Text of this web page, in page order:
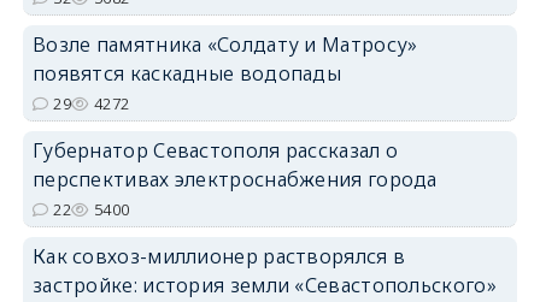
Возле памятника «Солдату и Матросу»
появятся каскадные водопады
29 4272
Губернатор Севастополя рассказал о
перспективах электроснабжения города
22 5400
Как совхоз-миллионер растворялся в
застройке: история земли «Севастопольского»